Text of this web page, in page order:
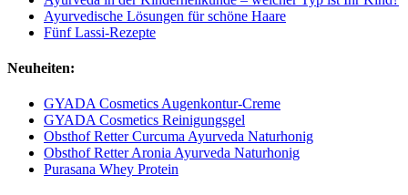
Ayurvedische Lösungen für schöne Haare
Fünf Lassi-Rezepte
Neuheiten:
GYADA Cosmetics Augenkontur-Creme
GYADA Cosmetics Reinigungsgel
Obsthof Retter Curcuma Ayurveda Naturhonig
Obsthof Retter Aronia Ayurveda Naturhonig
Purasana Whey Protein